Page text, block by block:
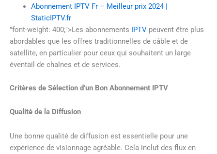
Abonnement IPTV Fr – Meilleur prix 2024 |
StaticIPTV.fr
"font-weight: 400;">Les abonnements IPTV peuvent être plus
abordables que les offres traditionnelles de câble et de
satellite, en particulier pour ceux qui souhaitent un large
éventail de chaînes et de services.
Critères de Sélection d’un Bon Abonnement IPTV
Qualité de la Diffusion
Une bonne qualité de diffusion est essentielle pour une
expérience de visionnage agréable. Cela inclut des flux en